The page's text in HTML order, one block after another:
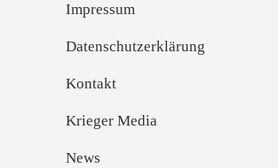
Impressum
Datenschutzerklärung
Kontakt
Krieger Media
News